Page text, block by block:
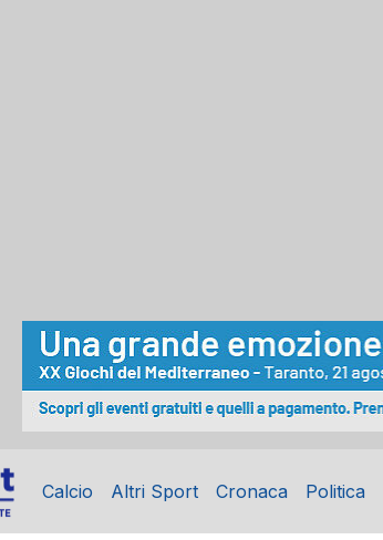
Calcio Altri Sport Cronaca Politica